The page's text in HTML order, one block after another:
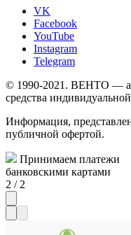
VK
Facebook
YouTube
Instagram
Telegram
© 1990-2021. ВЕНТО —
средства
Информация,
публичной офертой.
Принимаем платежи
банковскими картами
2 / 2